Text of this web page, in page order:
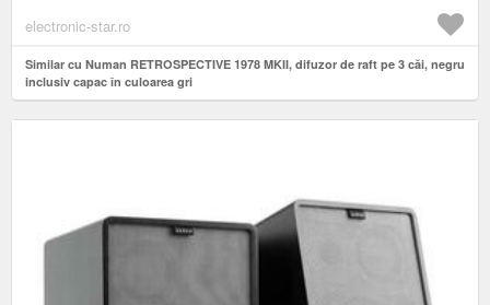
electronic-star.ro
Similar cu Numan RETROSPECTIVE 1978 MKII, difuzor de raft pe 3 căi, negru
inclusiv capac în culoarea gri